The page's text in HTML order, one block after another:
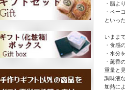
・脂よ
・ベー
といっ
いまま
・食感
・水分
・薫香
重量と
調味液
加熱に